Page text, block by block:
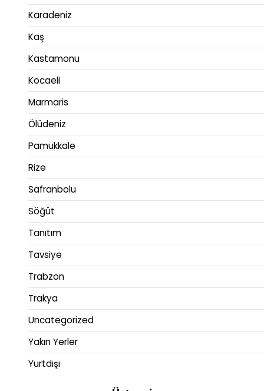
Karadeniz
Kaş
Kastamonu
Kocaeli
Marmaris
Ölüdeniz
Pamukkale
Rize
Safranbolu
Söğüt
Tanıtım
Tavsiye
Trabzon
Trakya
Uncategorized
Yakın Yerler
Yurtdışı